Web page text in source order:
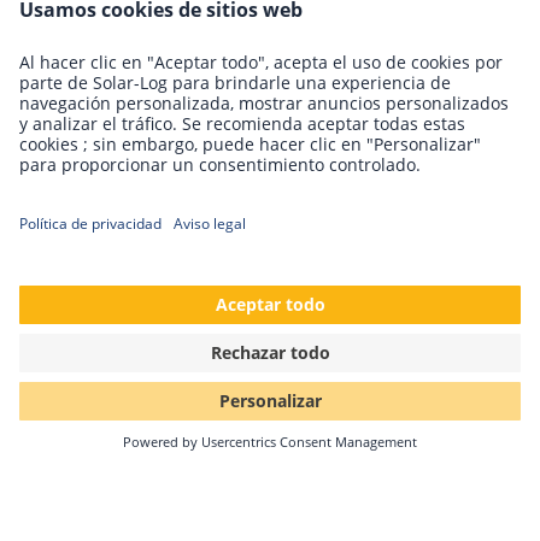
20.07.2022
Comparación de los sistemas de
supervisión fotovoltaica